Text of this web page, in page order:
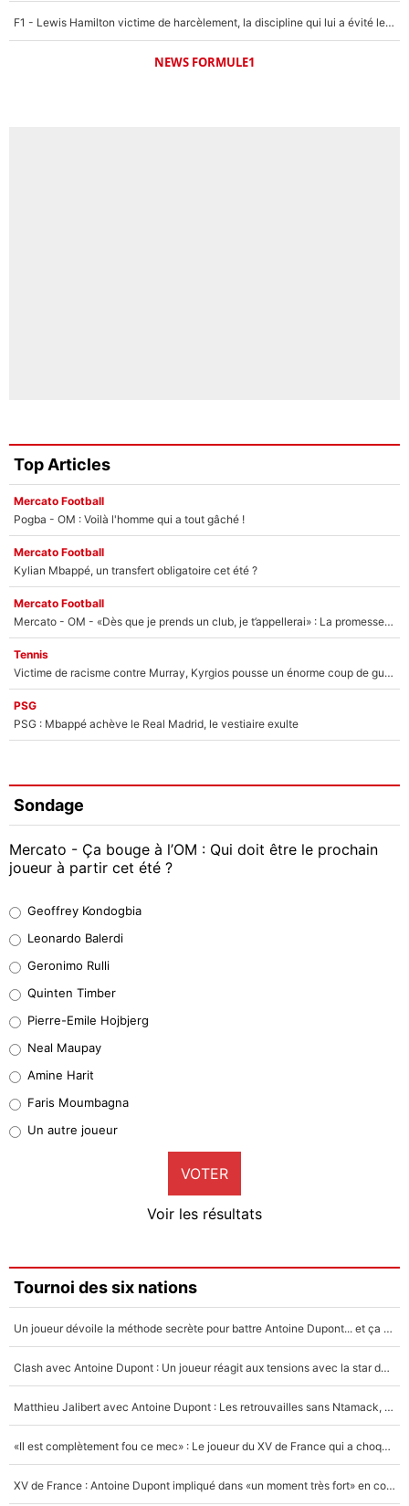
F1 - Lewis Hamilton victime de harcèlement, la discipline qui lui a évité le pire : «J'aurais probablement mal tourné»
NEWS FORMULE1
Top Articles
Mercato Football
Pogba - OM : Voilà l'homme qui a tout gâché !
Mercato Football
Kylian Mbappé, un transfert obligatoire cet été ?
Mercato Football
Mercato - OM - «Dès que je prends un club, je t’appellerai» : La promesse de Marcelino au moment de claquer la porte
Tennis
Victime de racisme contre Murray, Kyrgios pousse un énorme coup de gueule !
PSG
PSG : Mbappé achève le Real Madrid, le vestiaire exulte
Sondage
Mercato - Ça bouge à l’OM : Qui doit être le prochain
joueur à partir cet été ?
38%
32%
5%
1%
9%
Faris Moumbagna
5%
Un autre joueur
5%
Geoffrey Kondogbia
Leonardo Balerdi
Geronimo Rulli
Quinten Timber
Pierre-Emile Hojbjerg
Neal Maupay
Amine Harit
Faris Moumbagna
Un autre joueur
VOTER
Voir les résultats
Tournoi des six nations
Un joueur dévoile la méthode secrète pour battre Antoine Dupont... et ça marche !
Clash avec Antoine Dupont : Un joueur réagit aux tensions avec la star du XV de France !
Matthieu Jalibert avec Antoine Dupont : Les retrouvailles sans Ntamack, «il y a eu des discussions»
«Il est complètement fou ce mec» : Le joueur du XV de France qui a choqué Matthieu Jalibert !
XV de France : Antoine Dupont impliqué dans «un moment très fort» en coulisses